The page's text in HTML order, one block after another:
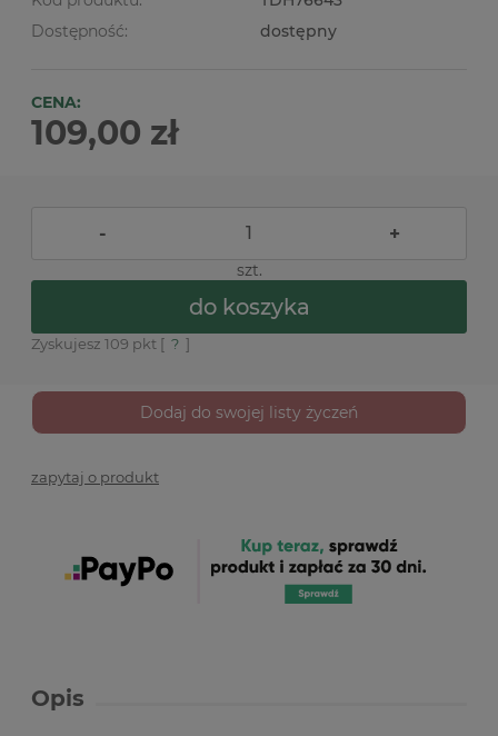
Dostępność:
dostępny
CENA:
109,00 zł
- +
szt.
do koszyka
Zyskujesz 109 pkt [ ? ]
Dodaj do swojej listy życzeń
zapytaj o produkt
Opis